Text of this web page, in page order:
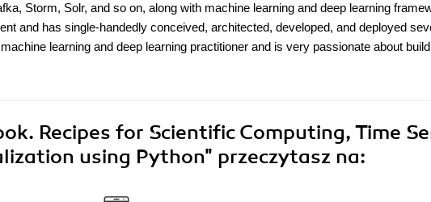
Storm, Solr, and so on, along with machine learning and deep learning
and has single-handedly conceived, architected, developed, and deployed
learning and deep learning practitioner and is very passionate about
Recipes for Scientific Computing, Time
using Python" przeczytasz na: